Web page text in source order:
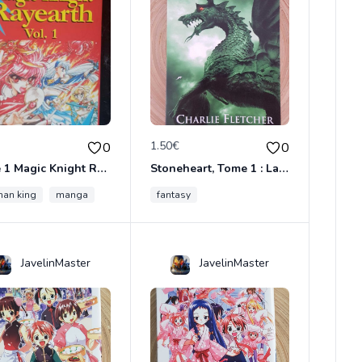
cercle
0
Tome 1 Magic Knight Rayearth
king manga
1.50€ 0
Stoneheart, Tome 1 : La Malédiction de pierre
fantasy
JavelinMaster JavelinMaster